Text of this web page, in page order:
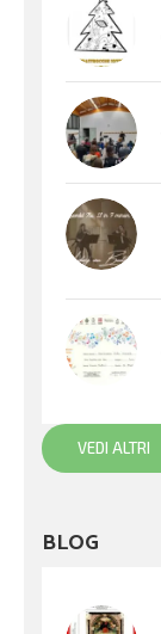
VEDI ALTRI
BLOG